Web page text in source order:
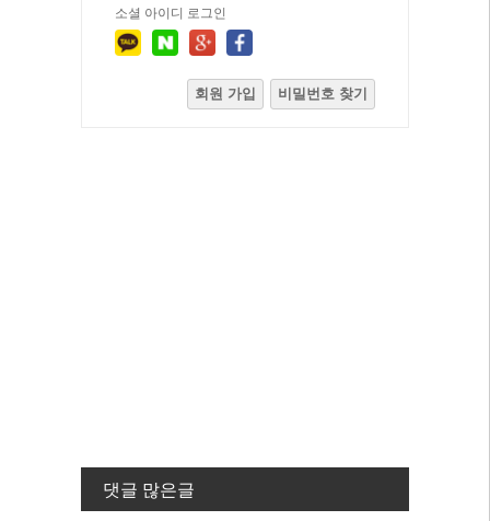
소셜 아이디 로그인
회원 가입 비밀번호 찾기
댓글 많은글